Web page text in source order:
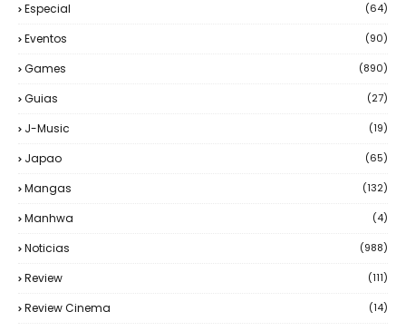
Especial (64)
Eventos (90)
Games (890)
Guias (27)
J-Music (19)
Japao (65)
Mangas (132)
Manhwa (4)
Noticias (988)
Review (111)
Review Cinema (14)